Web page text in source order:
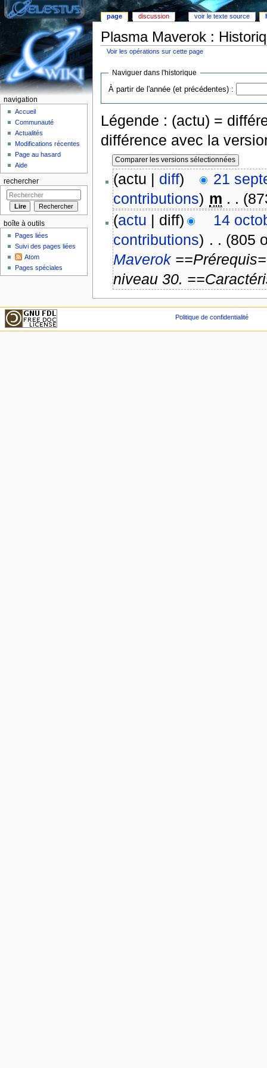
Plasma Maverok :
Voir les opérations sur cette page
Naviguer dans l'historique
À partir de l'année (et précédentes) :
Légende : (actu) =
différence avec la
(actu | diff)
21
contributions) m . .
(actu | diff)
14
contributions) . . (805
Maverok
niveau 30.
page discussion voir le texte source
navigation
Accueil
Communauté
Actualités
Modifications récentes
Page au hasard
Aide
rechercher
boîte à outils
Pages liées
Suivi des pages liées
Atom
Pages spéciales
Politique de confidentialité